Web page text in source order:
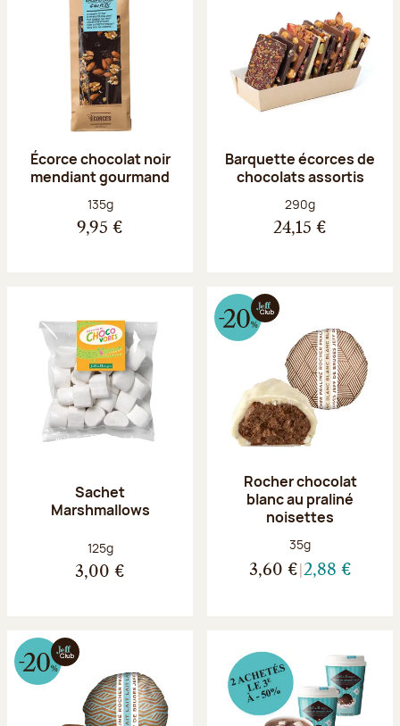
Écorce chocolat noir
mendiant gourmand
Poids net :
135g
9,95 €
Barquette écorces de
chocolats assortis
Poids net :
290g
24,15 €
Sachet
Marshmallows
Poids net :
125g
3,00 €
Rocher chocolat
blanc au praliné
noisettes
Poids net :
35g
3,60 € 2,88 €